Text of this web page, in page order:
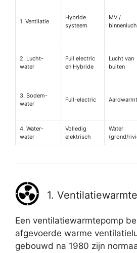
1. Ventilatie
Hybride
systeem
MV /
2. Lucht-
water
Full electric
en Hybride
Lucht van
buiten
3. Bodem-
water
Full-electric
4. Water-
water
Volledig
elektrisch
Water
(grond/
1.
Een ventilatiewarmtepomp
afgevoerde warme
gebouwd na 1980 zijn